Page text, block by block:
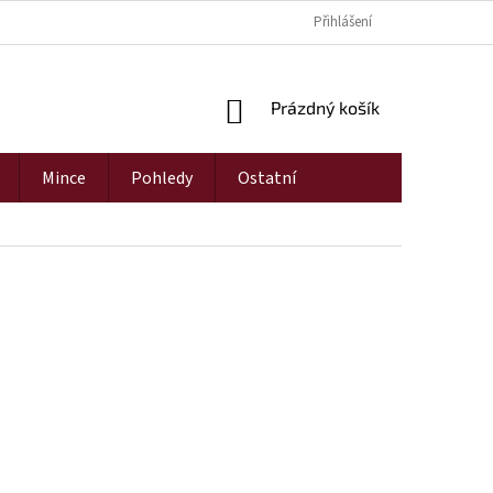
Přihlášení
NÁKUPNÍ
Prázdný košík
Mince Pohledy Ostatní